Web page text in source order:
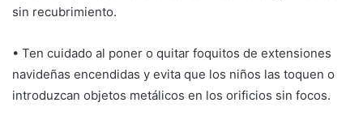
sin recubrimiento.
• Ten cuidado al poner o quitar foquitos de extensiones
navideñas encendidas y evita que los niños las toquen o
introduzcan objetos metálicos en los orificios sin focos.